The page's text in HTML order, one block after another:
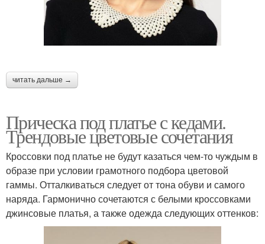
читать дальше →
Прическа под платье с кедами.
Трендовые цветовые сочетания
Кроссовки под платье не будут казаться чем-то чуждым в
образе при условии грамотного подбора цветовой
гаммы. Отталкиваться следует от тона обуви и самого
наряда. Гармонично сочетаются с белыми кроссовками
джинсовые платья, а также одежда следующих оттенков: